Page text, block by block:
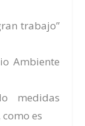
trabajo”
Ambiente
medidas
es